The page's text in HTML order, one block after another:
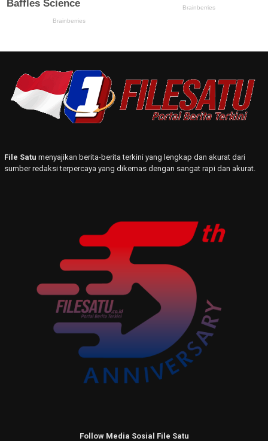
File Satu menyajikan berita-berita terkini yang lengkap dan akurat dari
sumber redaksi terpercaya yang dikemas dengan sangat rapi dan akurat.
Follow Media Sosial File Satu